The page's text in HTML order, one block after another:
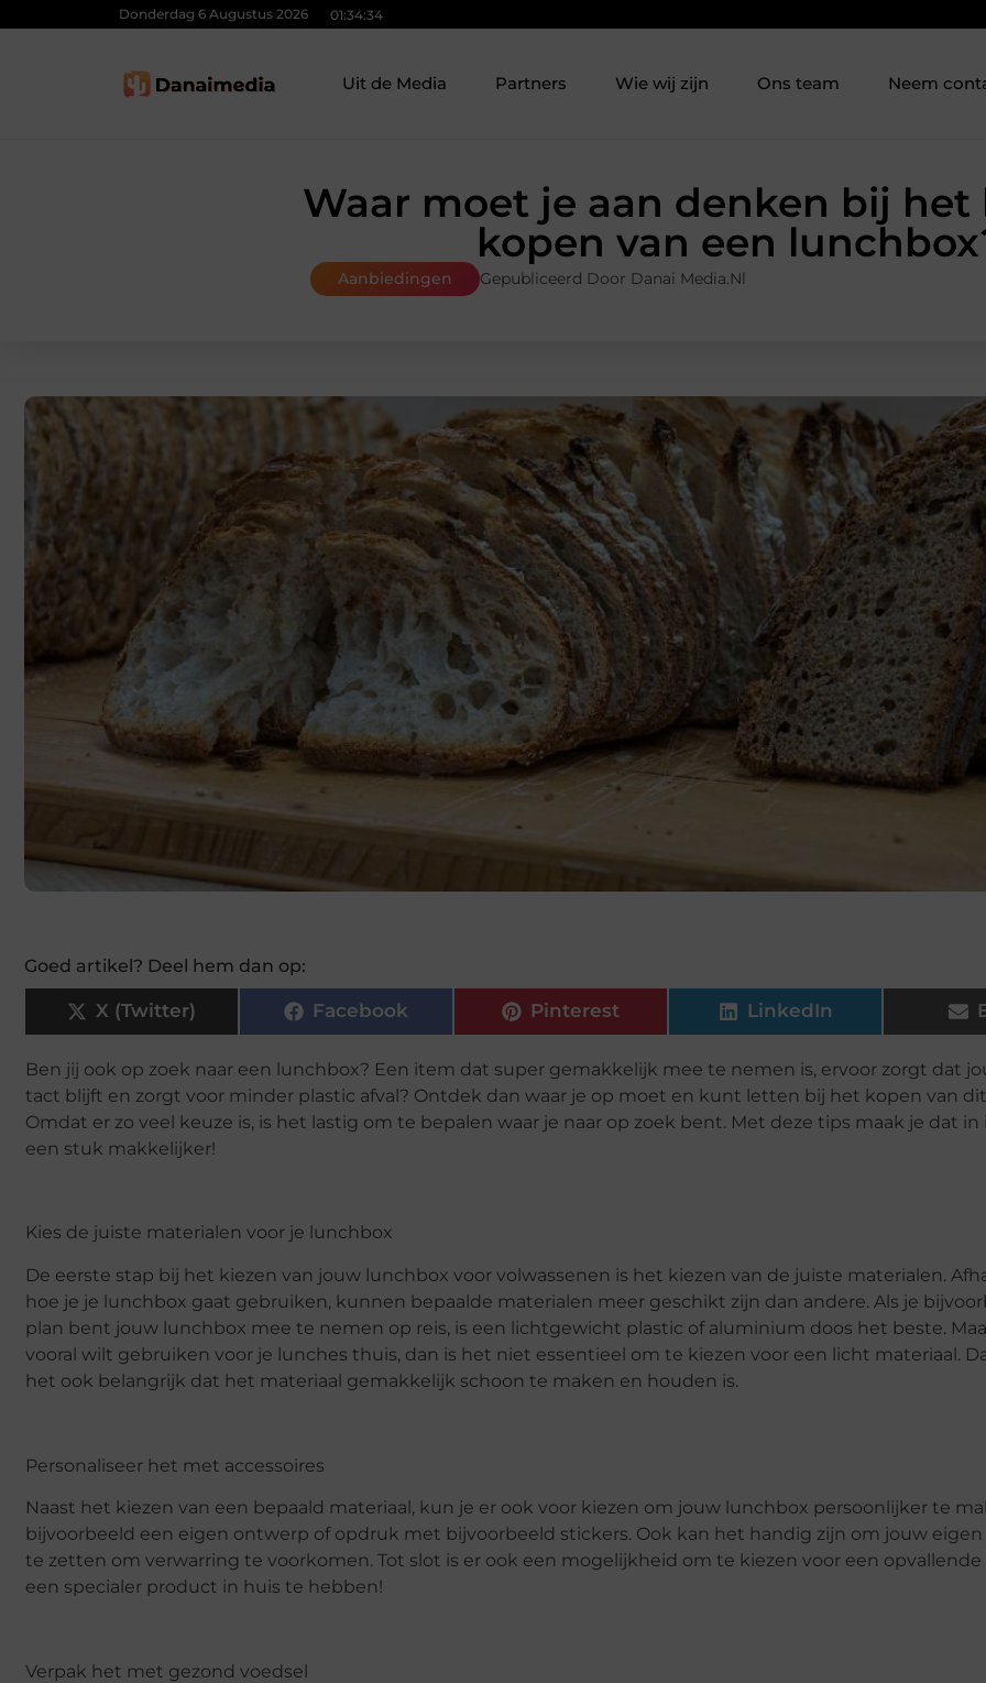
Donderdag 6 Augustus 2026 01:34:35
Uit de Media Partners Wie wij zijn Ons team Neem
Waar moet je aan denken bij het
kopen van een
Aanbiedingen Gepubliceerd Door Danai Media.nl
Goed artikel? Deel hem dan op:
X (Twitter) Facebook Pinterest LinkedIn
Ben jij ook op zoek naar een lunchbox? Een item dat super gemakkelijk mee te nemen is, ervoor zorgt dat
tact blijft en zorgt voor minder plastic afval? Ontdek dan waar je op moet en kunt letten bij het kopen van
Omdat er zo veel keuze is, is het lastig om te bepalen waar je naar op zoek bent. Met deze tips maak je dat in
een stuk makkelijker!
Kies de juiste materialen voor je lunchbox
De eerste stap bij het kiezen van jouw lunchbox voor volwassenen is het kiezen van de juiste materialen.
hoe je je lunchbox gaat gebruiken, kunnen bepaalde materialen meer geschikt zijn dan andere. Als je
plan bent jouw lunchbox mee te nemen op reis, is een lichtgewicht plastic of aluminium doos het beste.
vooral wilt gebruiken voor je lunches thuis, dan is het niet essentieel om te kiezen voor een licht materiaal.
het ook belangrijk dat het materiaal gemakkelijk schoon te maken en houden is.
Personaliseer het met accessoires
Naast het kiezen van een bepaald materiaal, kun je er ook voor kiezen om jouw lunchbox persoonlijker te
bijvoorbeeld een eigen ontwerp of opdruk met bijvoorbeeld stickers. Ook kan het handig zijn om jouw eigen
te zetten om verwarring te voorkomen. Tot slot is er ook een mogelijkheid om te kiezen voor een opvallende
een specialer product in huis te hebben!
Verpak het met gezond voedsel